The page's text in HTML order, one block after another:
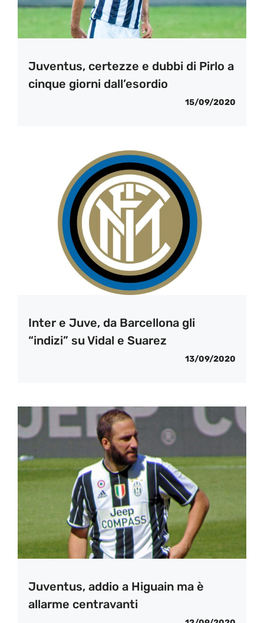
Juventus, certezze e dubbi di Pirlo a
cinque giorni dall’esordio
15/09/2020
Inter e Juve, da Barcellona gli
“indizi” su Vidal e Suarez
13/09/2020
Juventus, addio a Higuain ma è
allarme centravanti